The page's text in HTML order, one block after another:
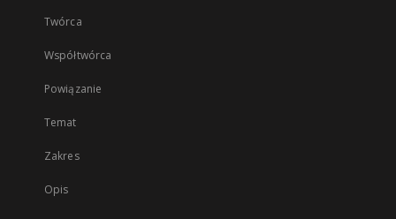
Twórca
Współtwórca
Powiązanie
Temat
Zakres
Opis